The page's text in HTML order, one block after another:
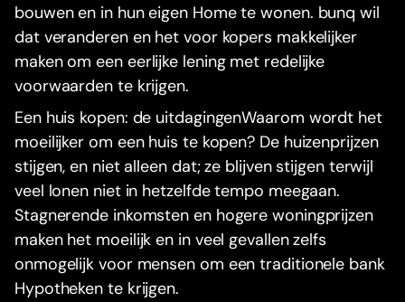
bouwen en in hun eigen Home te wonen. bunq wil
dat veranderen en het voor kopers makkelijker
maken om een eerlijke lening met redelijke
voorwaarden te krijgen.
Een huis kopen: de uitdagingenWaarom wordt het
moeilijker om een huis te kopen? De huizenprijzen
stijgen, en niet alleen dat; ze blijven stijgen terwijl
veel lonen niet in hetzelfde tempo meegaan.
Stagnerende inkomsten en hogere woningprijzen
maken het moeilijk en in veel gevallen zelfs
onmogelijk voor mensen om een traditionele bank
Hypotheken te krijgen.